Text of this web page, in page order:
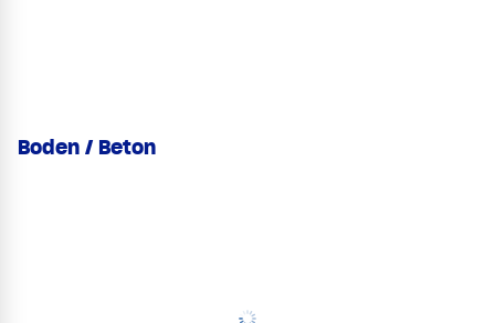
Boden / Beton